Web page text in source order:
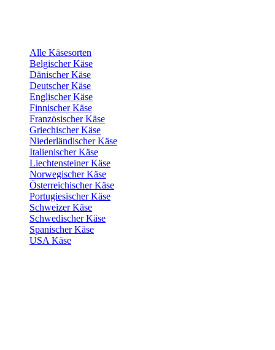
Alle Käsesorten
Belgischer Käse
Dänischer Käse
Deutscher Käse
Englischer Käse
Finnischer Käse
Französischer Käse
Griechischer Käse
Niederländischer Käse
Italienischer Käse
Liechtensteiner Käse
Norwegischer Käse
Österreichischer Käse
Portugiesischer Käse
Schweizer Käse
Schwedischer Käse
Spanischer Käse
USA Käse